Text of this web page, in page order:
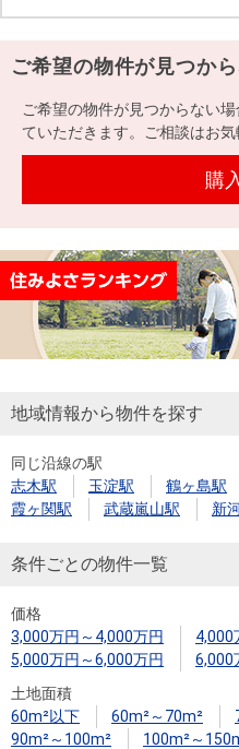
マン
ンを
探す
用
物
件
を
す
購入向け
サービス
住宅
ン
暮らしの
税金の本
（電子ブ
ック）
ド
料
定
売却
金額
試算
売却向け
周
住まいと
暮らしの
税金の本
売
ド
案内（首
案
つ
要
経営ビジ
ョン
組織
沿革
本社
図
（電子ブ
ック版）
情報
採
提携企業にお勤めの方
ご希望の物件が見つか
ご希望の物件が見つからない
ていただきます。ご相談はお気
購
地域情報から物件を探す
同じ沿線の駅
志木駅
玉淀駅 鶴ヶ島駅
霞ヶ関駅
武蔵嵐山駅 新
条件ごとの物件一覧
価格
3,000万円～4,000万円
4,000
5,000万円～6,000万円
6,000
土地面積
60m²以下
60m²～70m²
90m²～100m²
100m²～